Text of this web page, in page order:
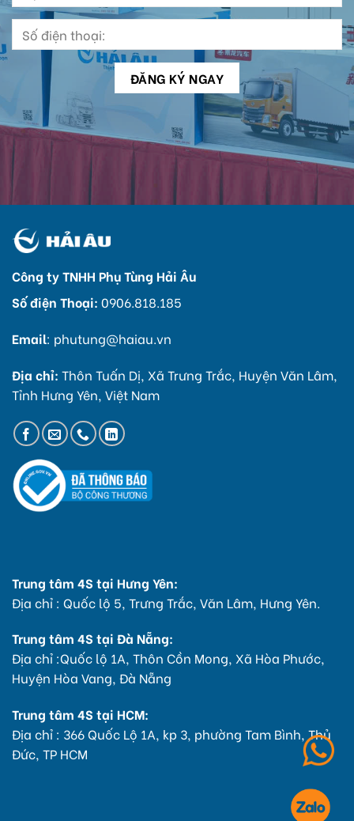
Công ty TNHH Phụ Tùng Hải Âu
Số điện Thoại: 0906.818.185
Email: phutung@haiau.vn
Địa chỉ: Thôn Tuấn Dị, Xã Trưng Trắc, Huyện Văn Lâm,
Tỉnh Hưng Yên, Việt Nam
Trung tâm 4S tại Hưng Yên:
Địa chỉ : Quốc lộ 5, Trưng Trắc, Văn Lâm, Hưng Yên.
Trung tâm 4S tại Đà Nẵng:
Địa chỉ :Quốc lộ 1A, Thôn Cồn Mong, Xã Hòa Phước,
Huyện Hòa Vang, Đà Nẵng
Trung tâm 4S tại HCM:
Địa chỉ : 366 Quốc Lộ 1A, kp 3, phường Tam Bình, Thủ
Đức, TP HCM